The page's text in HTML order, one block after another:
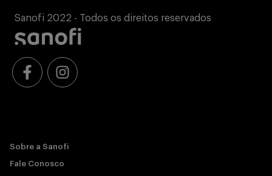
Sanofi 2022 - Todos os direitos reservados
Sobre a Sanofi
Fale Conosco